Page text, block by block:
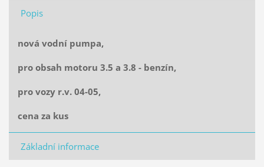
Popis
nová vodní pumpa,
pro obsah motoru 3.5 a 3.8 - benzín,
pro vozy r.v. 04-05,
cena za kus
Základní informace